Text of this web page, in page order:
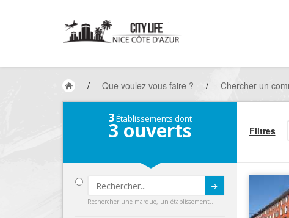
/ Que voulez vous faire ? / Chercher un
3Établissements dont
3 ouverts
Rechercher une marque, un établissement...
Filtres